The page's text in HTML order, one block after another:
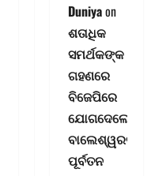
Duniyaon
ଶତାଧିକ
ସମର୍ଥକଙ୍କ
ଗହଣରେ
ବିଜେପିରେ
ଯୋଗଦେଲେ
ବାଲେଶ୍ୱରର
ପୂର୍ବତନ